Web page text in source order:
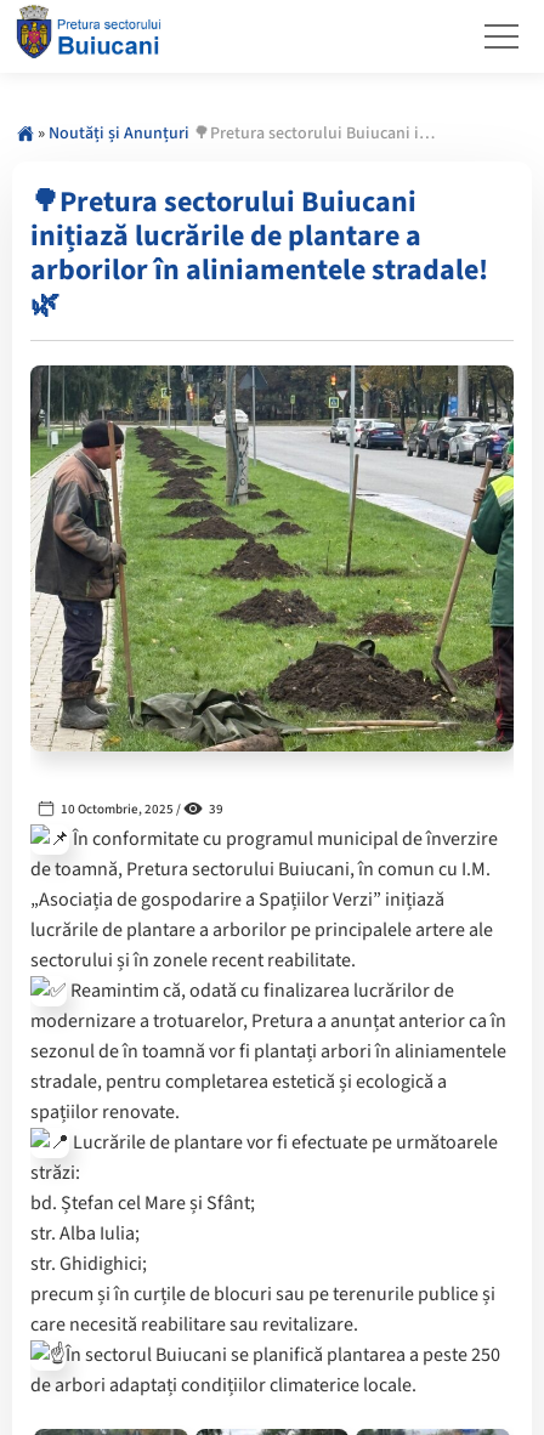
» Noutăți și Anunțuri 🌳Pretura sectorului Buiucani inițiază lucrările de plantare a arborilor în aliniamentele stradale! 🌿
🌳Pretura sectorului Buiucani
inițiază lucrările de plantare a
arborilor în aliniamentele stradale!
🌿
10 Octombrie, 2025 / 39
În conformitate cu programul municipal de înverzire
de toamnă, Pretura sectorului Buiucani, în comun cu I.M.
„Asociația de gospodarire a Spațiilor Verzi” inițiază
lucrările de plantare a arborilor pe principalele artere ale
sectorului și în zonele recent reabilitate.
️Reamintim că, odată cu finalizarea lucrărilor de
modernizare a trotuarelor, Pretura a anunțat anterior ca în
sezonul de în toamnă vor fi plantați arbori în aliniamentele
stradale, pentru completarea estetică și ecologică a
spațiilor renovate.
Lucrările de plantare vor fi efectuate pe următoarele
străzi:
bd. Ștefan cel Mare și Sfânt;
str. Alba Iulia;
str. Ghidighici;
precum și în curțile de blocuri sau pe terenurile publice și
care necesită reabilitare sau revitalizare.
În sectorul Buiucani se planifică plantarea a peste 250
de arbori adaptați condițiilor climaterice locale.